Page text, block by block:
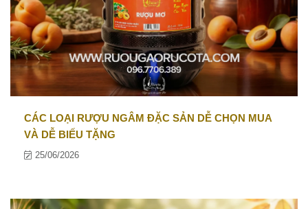
CÁC LOẠI RƯỢU NGÂM ĐẶC SẢN DỄ CHỌN MUA
VÀ DỄ BIẾU TẶNG
25/06/2026